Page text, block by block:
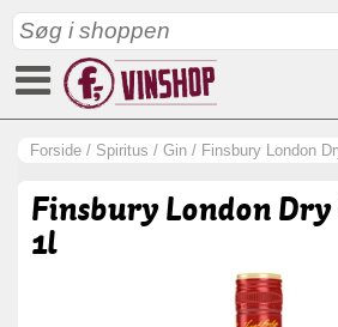
Forside / Spiritus / Gin / Finsbury London
Finsbury London Dry
1l